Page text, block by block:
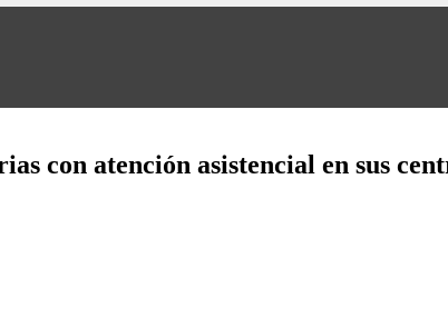
con atención asistencial en sus